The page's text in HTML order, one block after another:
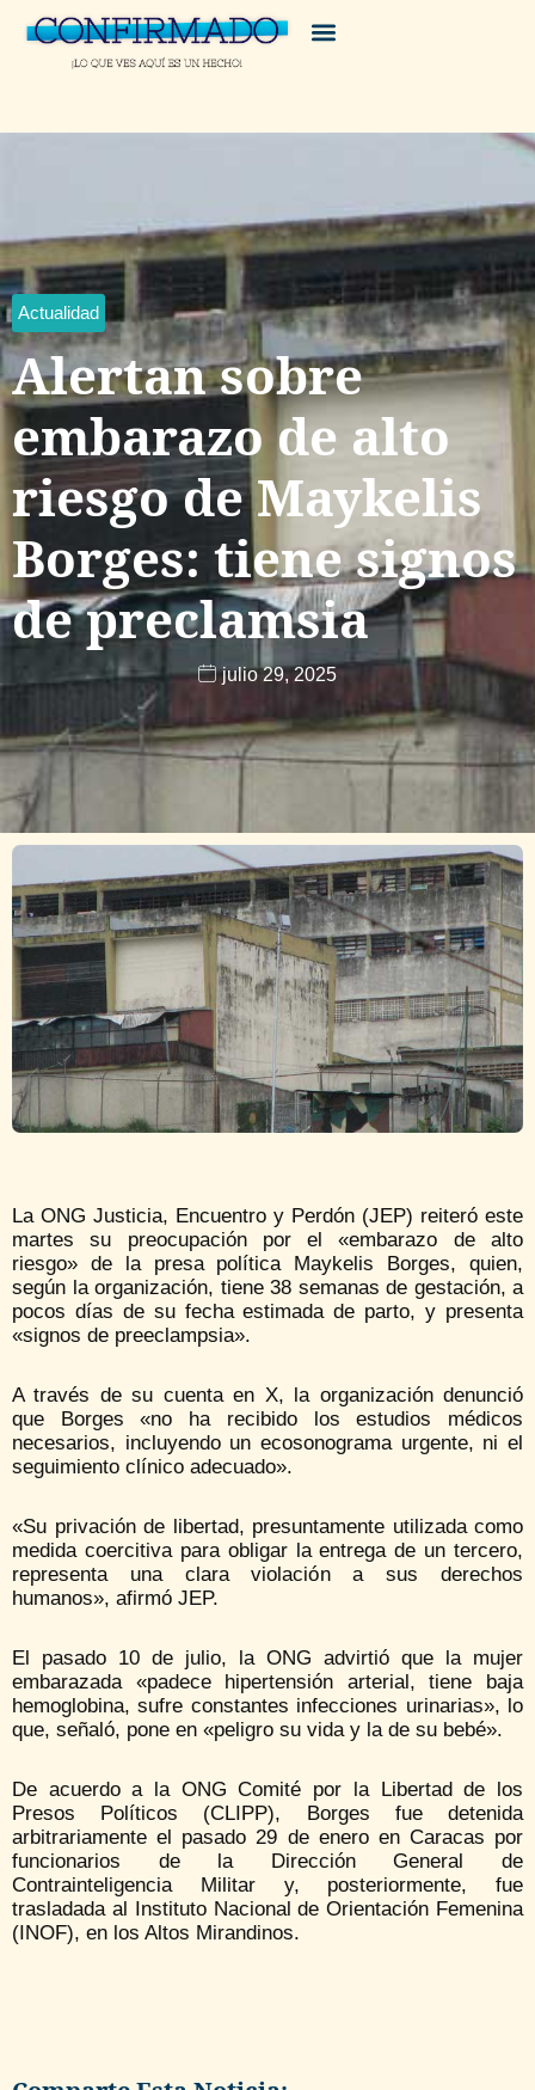
Actualidad
Alertan sobre
embarazo de alto
riesgo de Maykelis
Borges: tiene signos
de preclamsia
julio 29, 2025
La ONG Justicia, Encuentro y Perdón (JEP) reiteró este
martes su preocupación por el «embarazo de alto
riesgo» de la presa política Maykelis Borges, quien,
según la organización, tiene 38 semanas de gestación, a
pocos días de su fecha estimada de parto, y presenta
«signos de preeclampsia».
A través de su cuenta en X, la organización denunció
que Borges «no ha recibido los estudios médicos
necesarios, incluyendo un ecosonograma urgente, ni el
seguimiento clínico adecuado».
«Su privación de libertad, presuntamente utilizada como
medida coercitiva para obligar la entrega de un tercero,
representa una clara violación a sus derechos
humanos», afirmó JEP.
El pasado 10 de julio, la ONG advirtió que la mujer
embarazada «padece hipertensión arterial, tiene baja
hemoglobina, sufre constantes infecciones urinarias», lo
que, señaló, pone en «peligro su vida y la de su bebé».
De acuerdo a la ONG Comité por la Libertad de los
Presos Políticos (CLIPP), Borges fue detenida
arbitrariamente el pasado 29 de enero en Caracas por
funcionarios de la Dirección General de
Contrainteligencia Militar y, posteriormente, fue
trasladada al Instituto Nacional de Orientación Femenina
(INOF), en los Altos Mirandinos.